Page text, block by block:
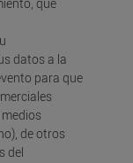
que
datos a la
para que
de otros
del